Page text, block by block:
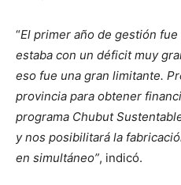
“El primer año de gestión
estaba con un déficit muy
eso fue una gran limitante.
provincia para obtener
programa Chubut
y nos posibilitará la
en simultáneo”, indicó.